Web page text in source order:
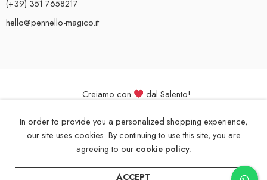
(+39) 351 7658217
hello@pennello-magico.it
Creiamo con
dal Salento!
In order to provide you a personalized shopping experience,
our site uses cookies. By continuing to use this site, you are
agreeing to our cookie policy.
ACCEPT